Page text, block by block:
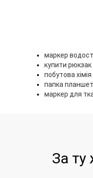
маркер
купити рюкзак
побутова
папка
маркер для
За ту